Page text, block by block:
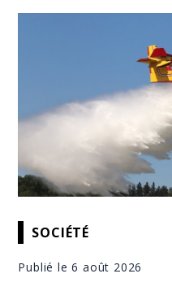
SOCIÉTÉ
Publié le 6 août 2026